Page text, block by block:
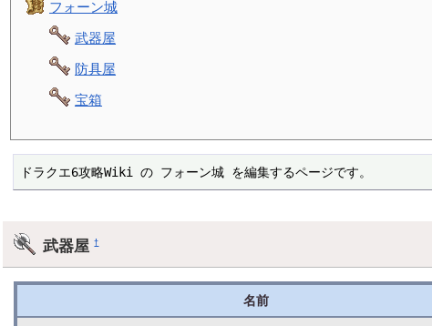
フォーン城
武器屋
防具屋
宝箱
ドラクエ6攻略Wiki の フォーン城 を編集するページです。
武器屋†
名前